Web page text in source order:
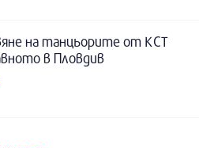
на танцьорите от КСТ
в Пловдив